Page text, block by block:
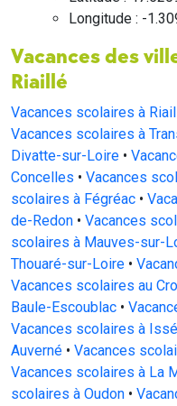
Longitude : -
Vacances des
Riaillé
Vacances scolaires à
Vacances scolaires à
Divatte-sur-Loire •
Concelles • Vacances
scolaires à Fégréac •
de-Redon • Vacances
scolaires à Mauves-sur-
Thouaré-sur-Loire •
Vacances scolaires au
Baule-Escoublac •
Vacances scolaires à Issé
Auverné • Vacances
Vacances scolaires à La
scolaires à Oudon •